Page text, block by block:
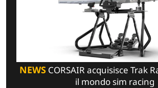
NEWSCORSAIR acquisisce Trak
il mondo sim racing